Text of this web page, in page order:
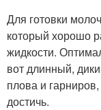
Для готовки
который хорошо
жидкости.
вот длинный,
плова и
достичь.